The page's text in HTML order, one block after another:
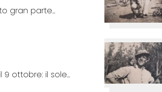
gran parte...
ottobre: il sole...